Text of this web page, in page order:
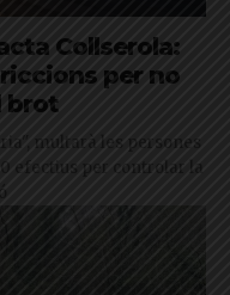
Collserola:
per no
brot
multarà les persones
efectius per controlar la